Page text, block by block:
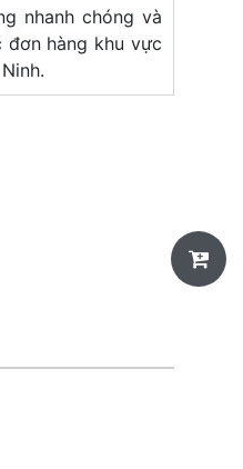
nhanh chóng và
đơn hàng khu vực